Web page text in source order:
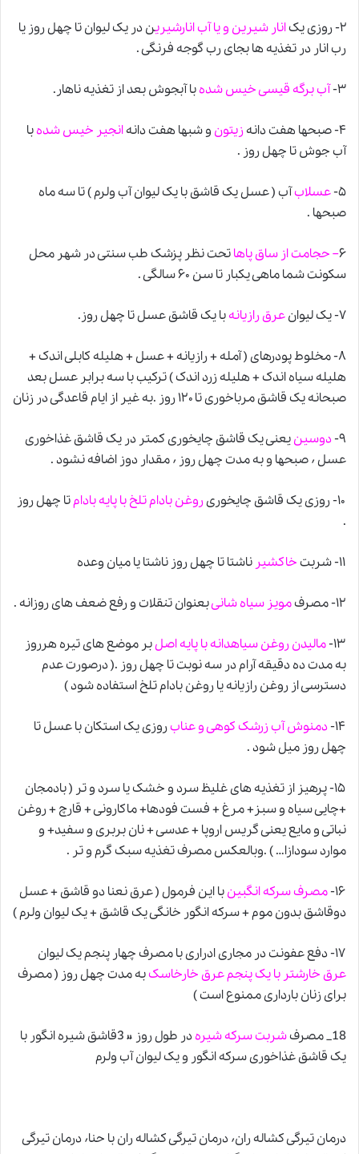
۲- روزی یک انار شیرین و یا آب انارشیرین در یک لیوان تا چهل روز یا
رب انار در تغذیه ها بجای رب گوجه فرنگی .
۳- آب برگه قیسی خیس شدهبا آبجوش بعد از تغذیه ناهار.
۴- صبحها هفت دانه زیتون و شبها هفت دانهانجیر خیس شدهبا
آب جوش تا چهل روز .
۵- عسلابآب ( عسل یک قاشق با یک لیوان آب ولرم ) تا سه ماه
صبحها .
۶–حجامتاز ساق پاهاتحت نظر پزشک طب سنتی در شهر محل
سکونت شما ماهی یکبار تا سن ۶۰ سالگی .
۷- یک لیوان عرق رازیانهبا یک قاشق عسل تا چهل روز.
۸- مخلوط پودرهای ( آمله + رازیانه + عسل + هلیله کابلی اندک +
هلیله سیاه اندک + هلیله زرد اندک ) ترکیب با سه برابر عسل بعد
صبحانه یک قاشق مرباخوری تا ۱۲۰ روز .به غیر از ایام قاعدگی در زنان
۹- دوسینیعنی یک قاشق چایخوری کمتر در یک قاشق غذاخوری
عسل ٬ صبحها
وبه مدت چهل روز ٬ مقدار دوز اضافه نشود .
۱۰- روزی یک قاشق چایخوری روغن بادام تلخ با پایه بادامتا چهل روز
.
۱۱- شربت خاکشیر ناشتا تا چهل روز ناشتا یا میان وعده
۱۲- مصرف مویز سیاه شانیبعنوان تنقلات و رفع ضعف های روزانه .
۱۳- مالیدن روغن سیاهدانه با پایه اصلبر موضع های تیره هرروز
به مدت ده دقیقه آرام در سه نوبت تا چهل روز .( درصورت عدم
دسترسی از روغن رازیانه یا روغن بادام تلخ استفاده شود )
۱۴- دمنوش آب زرشک کوهی و عنابروزی یک استکان با عسل تا
چهل روز میل شود .
۱۵- پرهیز از تغذیه های غلیظ سرد و خشک یا سرد و تر ( بادمجان
+چایی سیاه و سبز+ مرغ + فست فودها+ ماکارونی + قارچ + روغن
نباتی و مایع یعنی گریس اروپا + عدسی + نان بربری و سفید+ و
موارد سودازا… ) .وبالعکس مصرف تغذیه سبک گرم و تر .
۱۶- مصرف سرکه انگبینبا این فرمول ( عرق نعنا دو قاشق + عسل
دوقاشق بدون موم + سرکه انگور خانگی یک قاشق + یک لیوان ولرم )
۱۷- دفع عفونت در مجاری ادراری با مصرف چهار پنجم یک لیوان
عرق خارشتر با یک پنجم عرق خارخاسکبه مدت چهل روز ( مصرف
برای زنان بارداری ممنوع است )
18_ مصرف شربت سرکه شیره
در طول روز « 3قاشق شیره انگور با
یک قاشق غذاخوری سرکه انگور و یک لیوان آب ولرم
درمان تیرگی کشاله ران٬ درمان تیرگی کشاله ران با حنا٬ درمان تیرگی